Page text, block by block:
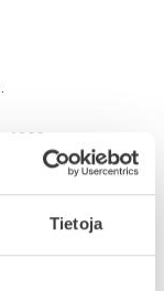
Tietoja
150€